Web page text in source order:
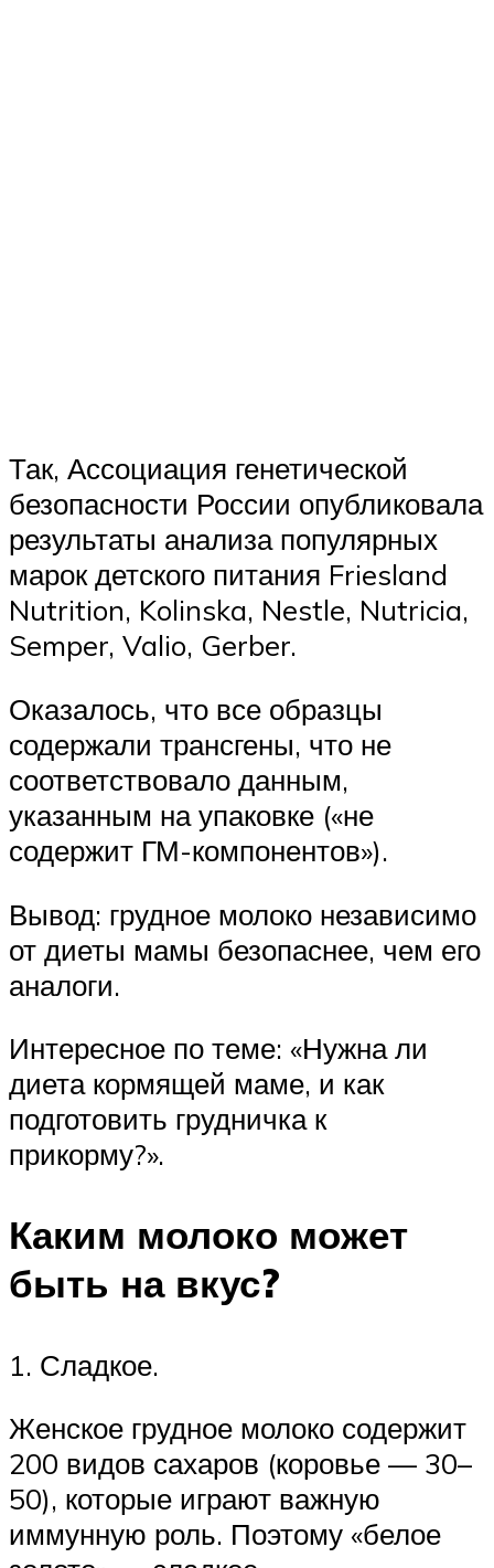
Так, Ассоциация генетической
безопасности России опубликовала
результаты анализа популярных
марок детского питания Friesland
Nutrition, Kolinska, Nestle, Nutricia,
Semper, Valio, Gerber.
Оказалось, что все образцы
содержали трансгены, что не
соответствовало данным,
указанным на упаковке («не
содержит ГМ-компонентов»).
Вывод: грудное молоко независимо
от диеты мамы безопаснее, чем его
аналоги.
Интересное по теме: «Нужна ли
диета кормящей маме, и как
подготовить грудничка к
прикорму?».
Каким молоко может
быть на вкус?
1. Сладкое.
Женское грудное молоко содержит
200 видов сахаров (коровье — 30–
50), которые играют важную
иммунную роль. Поэтому «белое